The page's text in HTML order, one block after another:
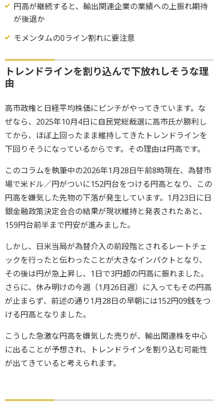
円高が継続すると、輸出関連企業の業績への上振れ期待
が後退か
モメンタムの0ライン割れに要注意
トレンドラインを割り込んで下放れしそうな理
由
高市政権と日経平均株価にピンチがやってきています。な
ぜなら、2025年10月4日に自民党総裁選に高市氏が勝利し
てから、ほぼ上回ったまま維持してきたトレンドラインを
下回りそうになっているからです。その理由は円高です。
このコラムを執筆中の2026年1月28日午前8時現在、為替市
場で米ドル／円がついに152円台をつける円高となり、この
円高を嫌気した先物の下落が発生しています。1月23日に日
銀金融政策決定会合の結果が現状維持と発表されたあと、
159円台前半まで円安が進みました。
しかし、日米当局が為替介入の前段階とされるレートチェ
ックを行ったと伝わったことが大きなインパクトとなり、
その後は円が急上昇し、1日で3円超の円高に振れました。
さらに、休み明けの今週（1月26日週）に入ってもその円高
が止まらず、前述の通り1月28日の早朝には152円09銭をつ
ける円高となりました。
こうした急激な円高を嫌気した売りが、輸出関連株を中心
に出ることが予想され、トレンドラインを割り込む可能性
が出てきていると考えられます。